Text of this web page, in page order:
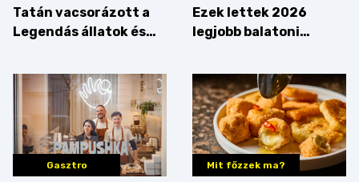
Tatán vacsorázott a
Legendás állatok és
Ezek lettek 2026
legjobb balatoni
végigkóstoltuk a
győzteseket
Gasztro Mit főzzek ma?